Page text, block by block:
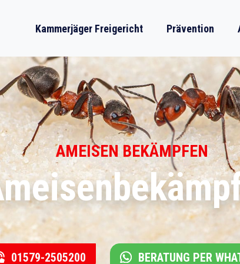
Kammerjäger Freigericht Prävention
AMEISEN BEKÄMPFEN
01579-2505200 BERATUNG PER